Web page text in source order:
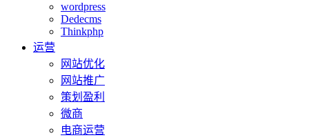
wordpress
Dedecms
Thinkphp
运营
网站优化
网站推广
策划盈利
微商
电商运营